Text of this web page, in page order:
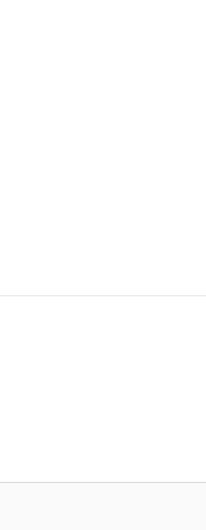
авторских прав